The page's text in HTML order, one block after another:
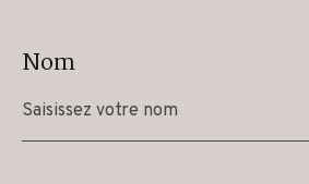
Nom